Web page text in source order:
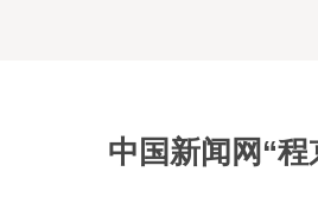
中国新闻网“